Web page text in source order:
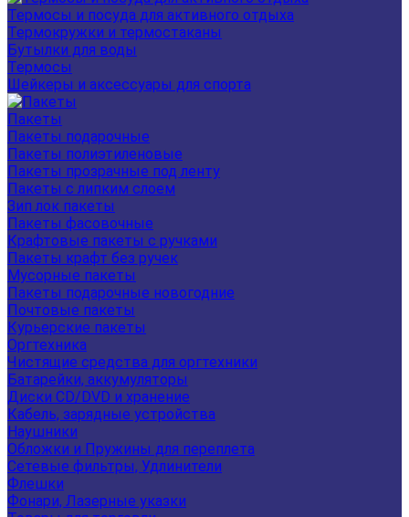
Термосы и посуда для активного отдыха
Термокружки и термостаканы
Бутылки для воды
Термосы
Шейкеры и аксессуары для спорта
Пакеты
Пакеты подарочные
Пакеты полиэтиленовые
Пакеты прозрачные под ленту
Пакеты с липким слоем
Зип лок пакеты
Пакеты фасовочные
Крафтовые пакеты с ручками
Пакеты крафт без ручек
Мусорные пакеты
Пакеты подарочные новогодние
Почтовые пакеты
Курьерские пакеты
Оргтехника
Чистящие средства для оргтехники
Батарейки, аккумуляторы
Диски CD/DVD и хранение
Кабель, зарядные устройства
Наушники
Обложки и Пружины для переплета
Сетевые фильтры, Удлинители
Флешки
Фонари, Лазерные указки